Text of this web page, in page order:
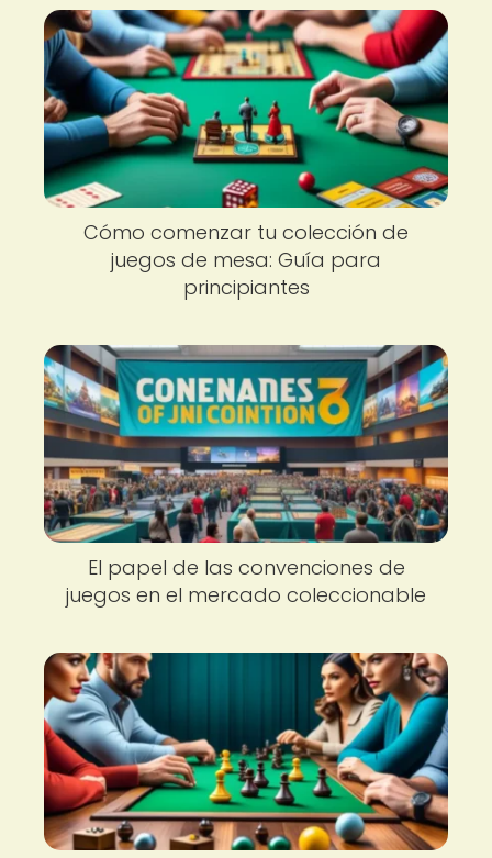
Cómo comenzar tu colección de
juegos de mesa: Guía para
principiantes
El papel de las convenciones de
juegos en el mercado coleccionable